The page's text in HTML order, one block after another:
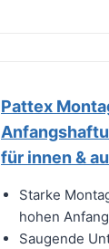
Pattex
für innen &
Starke
hohen
Saugende